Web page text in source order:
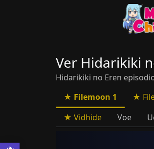
Ver Hidarikiki
Hidarikiki no Eren
Filemoon 1
Vidhide
Voe